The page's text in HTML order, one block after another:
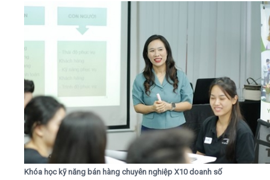
Khóa học kỹ năng bán hàng chuyên nghiệp X10 doanh số